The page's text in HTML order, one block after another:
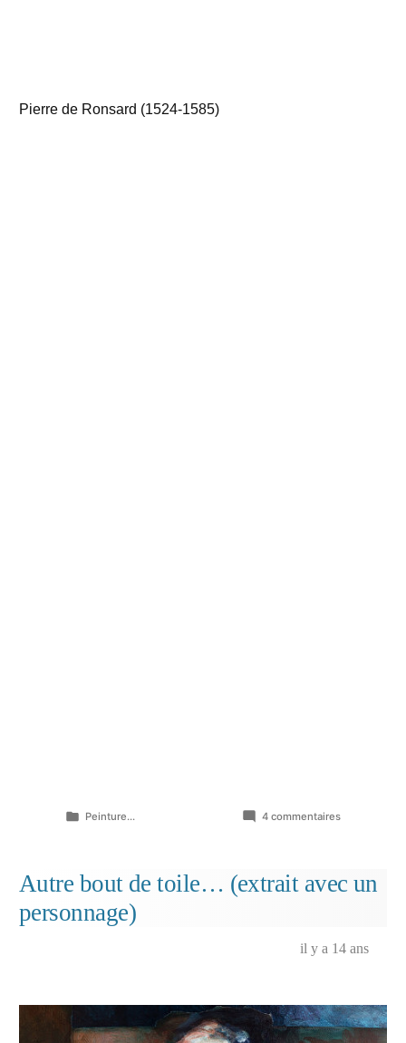
Pierre de Ronsard (1524-1585)
Publié
Peinture... 4 commentairessur
me
l’orgueil
Autre bout de toile… (extrait avec un
personnage)
il y a 14 ans